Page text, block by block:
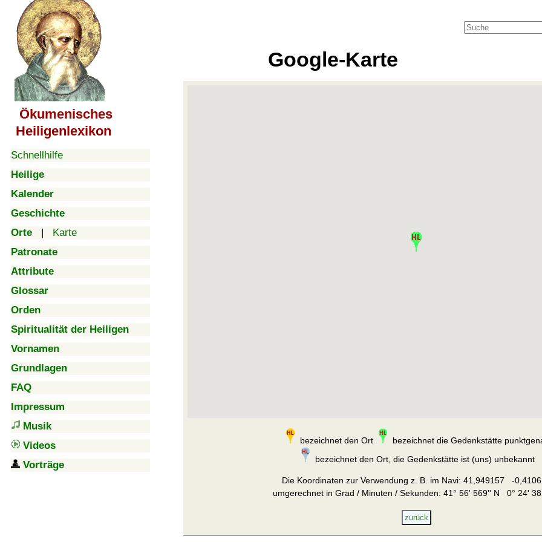
Ökumenisches
Heiligenlexikon
Schnellhilfe
Heilige
Kalender
Geschichte
Orte | Karte
Patronate
Attribute
Glossar
Orden
Spiritualität der Heiligen
Vornamen
Grundlagen
FAQ
Impressum
Musik
Videos
Vorträge
Google-Karte
bezeichnet den Ort
bezeichnet die Gedenkstätte
bezeichnet den Ort, die Gedenkstätte ist (uns) unbekannt
Die Koordinaten zur Verwendung z. B. im Navi: 41,949157 -
umgerechnet in Grad / Minuten / Sekunden: 41° 56' 569'' N 0° 24'